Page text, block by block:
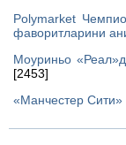
Polymarket
фаворитларини
Моуриньо
[2453]
«Манчестер Сити»